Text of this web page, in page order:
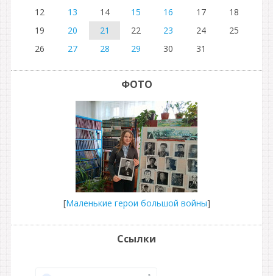
12
13 14 15 16 17
18
19
20 21 22 23 24
25
26
27 28 29 30 31
ФОТО
[Маленькие герои большой войны]
Ссылки